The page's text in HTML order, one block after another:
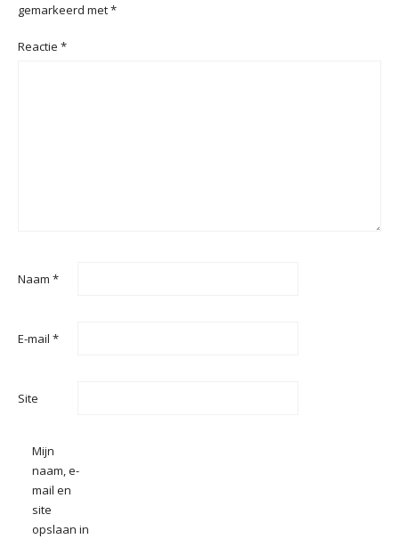
gemarkeerd met*
Reactie *
Naam *
E-mail *
Site
Mijn
naam, e-
mail en
site
opslaan in